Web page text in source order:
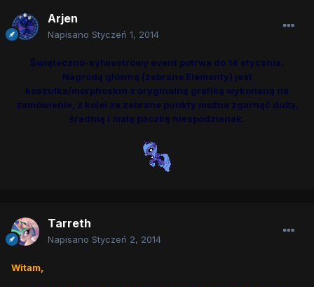
Arjen
Napisano Styczeń 1, 2014
Świąteczno-sylwestrowy event potrwa do 14 stycznia.
Nagrodą główną (zebrane Elementy) jest
koszulka/morphoskin z oryginalną grafiką wykonaną na
zamówienie, z kolei za zebrane punkty można zgarnąć dużą,
średnią i małą paczkę niespodzianek.
Tarreth
Napisano Styczeń 2, 2014
Witam,